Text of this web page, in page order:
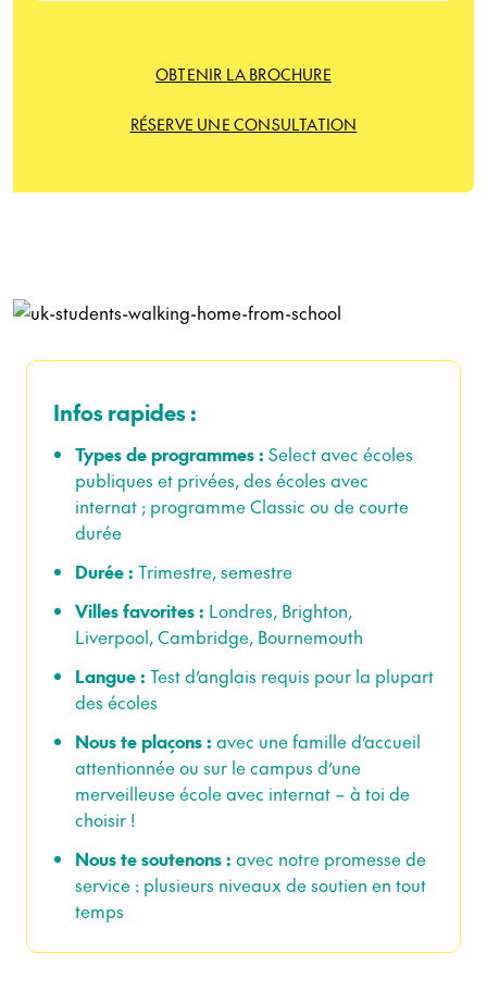
OBTENIR LA BROCHURE
RÉSERVE UNE CONSULTATION
Infos rapides :
Types de programmes : Select avec écoles
publiques et privées, des écoles avec
internat ; programme Classic ou de courte
durée
Durée : Trimestre, semestre
Villes favorites : Londres, Brighton,
Liverpool, Cambridge, Bournemouth
Langue : Test d’anglais requis pour la plupart
des écoles
Nous te plaçons : avec une famille d’accueil
attentionnée ou sur le campus d’une
merveilleuse école avec internat – à toi de
choisir !
Nous te soutenons : avec notre promesse de
service : plusieurs niveaux de soutien en tout
temps